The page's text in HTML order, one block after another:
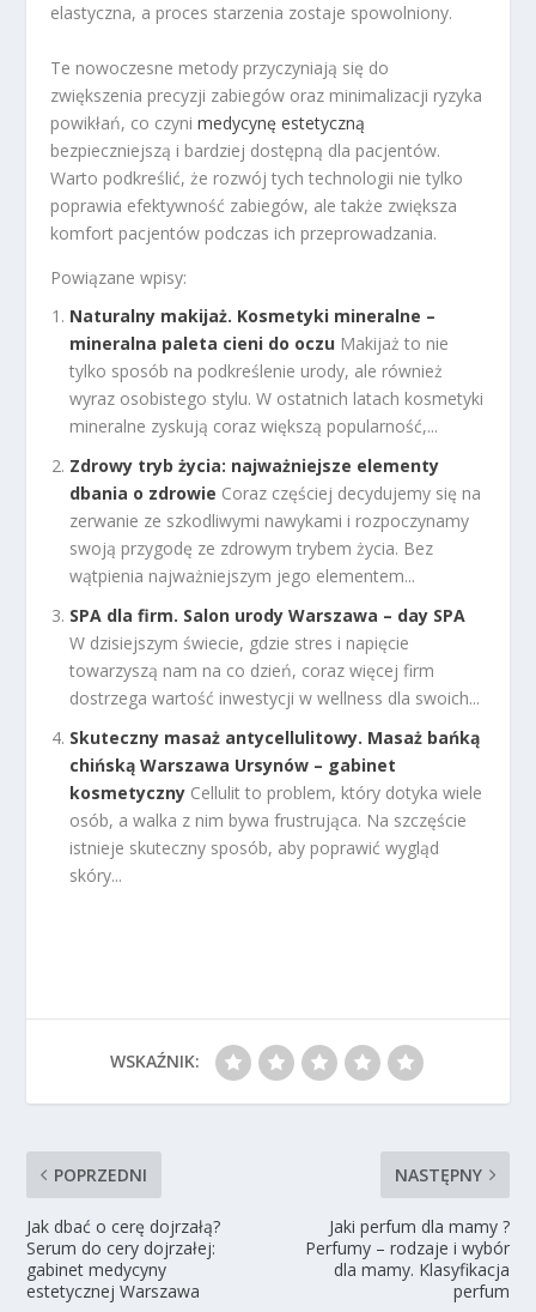
elastyczna, a proces starzenia zostaje spowolniony.
Te nowoczesne metody przyczyniają się do
zwiększenia precyzji zabiegów oraz minimalizacji ryzyka
powikłań, co czynimedycynę estetyczną
bezpieczniejszą i bardziej dostępną dla pacjentów.
Warto podkreślić, że rozwój tych technologii nie tylko
poprawia efektywność zabiegów, ale także zwiększa
komfort pacjentów podczas ich przeprowadzania.
Powiązane wpisy:
Naturalny makijaż. Kosmetyki mineralne –
mineralna paleta cieni do oczu Makijaż to nie
tylko sposób na podkreślenie urody, ale również
wyraz osobistego stylu. W ostatnich latach kosmetyki
mineralne zyskują coraz większą popularność,...
Zdrowy tryb życia: najważniejsze elementy
dbania o zdrowie Coraz częściej decydujemy się na
zerwanie ze szkodliwymi nawykami i rozpoczynamy
swoją przygodę ze zdrowym trybem życia. Bez
wątpienia najważniejszym jego elementem...
SPA dla firm. Salon urody Warszawa – day SPA
W dzisiejszym świecie, gdzie stres i napięcie
towarzyszą nam na co dzień, coraz więcej firm
dostrzega wartość inwestycji w wellness dla swoich...
Skuteczny masaż antycellulitowy. Masaż bańką
chińską Warszawa Ursynów – gabinet
kosmetyczny Cellulit to problem, który dotyka wiele
osób, a walka z nim bywa frustrująca. Na szczęście
istnieje skuteczny sposób, aby poprawić wygląd
skóry...
WSKAŹNIK:
POPRZEDNI
Jak dbać o cerę dojrzałą?
Serum do cery dojrzałej:
gabinet medycyny
estetycznej Warszawa
NASTĘPNY
Jaki perfum dla mamy ?
Perfumy – rodzaje i wybór
dla mamy. Klasyfikacja
perfum